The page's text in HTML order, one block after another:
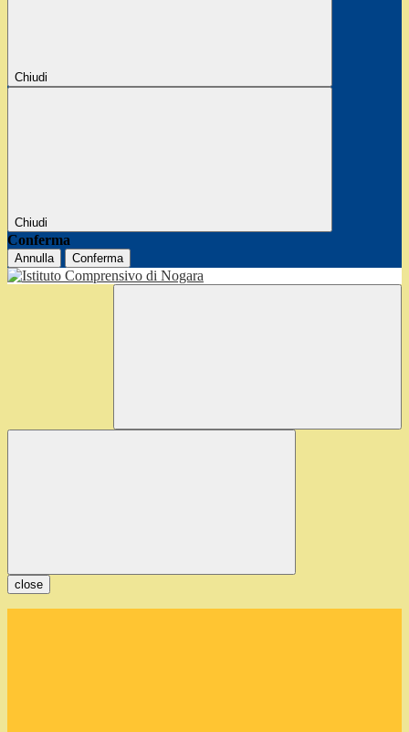
Chiudi
Chiudi
Conferma
Annulla Conferma
close